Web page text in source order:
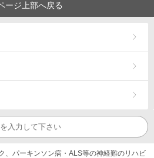
ージ上部へ戻る
、パーキンソン病・ALS等の神経難のリハビ